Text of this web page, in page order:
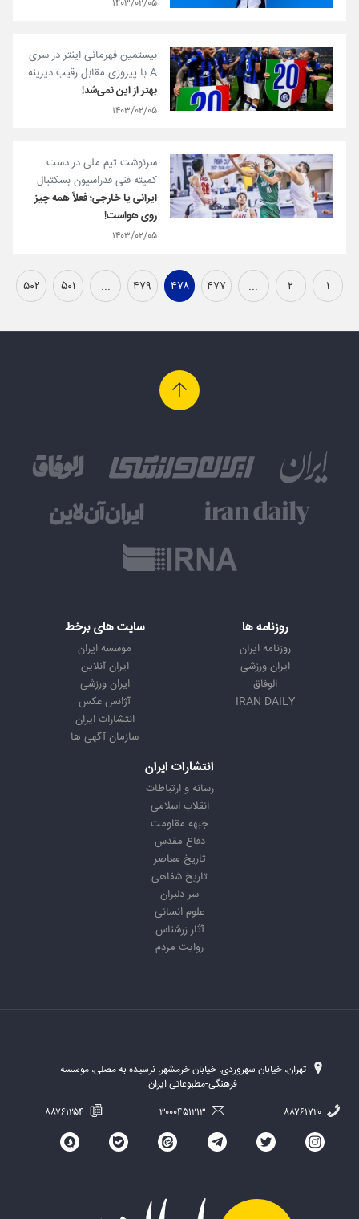
۱۴۰۳/۰۲/۰۵
بیستمین قهرمانی اینتر در سری
A با پیروزی مقابل رقیب دیرینه
بهتر از این نمی‌شد!
۱۴۰۳/۰۲/۰۵
سرنوشت تیم ملی در دست
کمیته فنی فدراسیون بسکتبال
ایرانی یا خارجی؛ فعلاً همه چیز
روی هواست!
۱۴۰۳/۰۲/۰۵
۱ ۲ ... ۴۷۷ ۴۷۸ ۴۷۹ ... ۵۰۱ ۵۰۲
روزنامه ها
روزنامه ایران
ایران ورزشی
الوفاق
IRAN DAILY
سایت های برخط
موسسه ایران
ایران آنلاین
ایران ورزشی
آژانس عکس
انتشارات ایران
سازمان آگهی ها
انتشارات ایران
رسانه و ارتباطات
انقلاب اسلامی
جبهه مقاومت
دفاع مقدس
تاریخ معاصر
تاریخ شفاهی
سر دلبران
علوم انسانی
آثار زرشناس
روایت مردم
تهران، خیابان سهروردی، خیابان خرمشهر، نرسیده به مصلی، موسسه
فرهنگی-مطبوعاتی ایران